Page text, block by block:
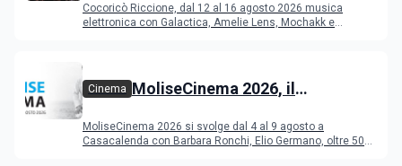
Cocoricò Riccione, dal 12 al 16 agosto 2026 musica
elettronica con Galactica, Amelie Lens, Mochakk e
Cinema MoliseCinema 2026, il
MoliseCinema 2026 si svolge dal 4 al 9 agosto a
Casacalenda con Barbara Ronchi, Elio Germano, oltre 50